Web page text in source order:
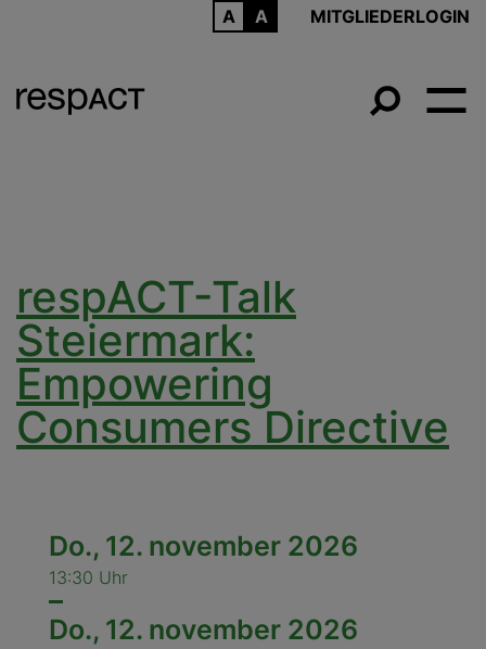
MITGLIEDERLOGIN
respACT-Talk
Steiermark:
Empowering
Consumers Directive
Do., 12. november 2026
13:30 Uhr
Do., 12. november 2026